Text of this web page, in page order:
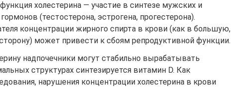
холестерина — участие в синтезе мужских и
(тестостерона, эстрогена, прогестерона).
концентрации жирного спирта в крови (как в большую,
может привести к сбоям репродуктивной функции.
надпочечники могут стабильно вырабатывать
структурах синтезируется витамин D. Как
нарушения концентрации холестерина в крови